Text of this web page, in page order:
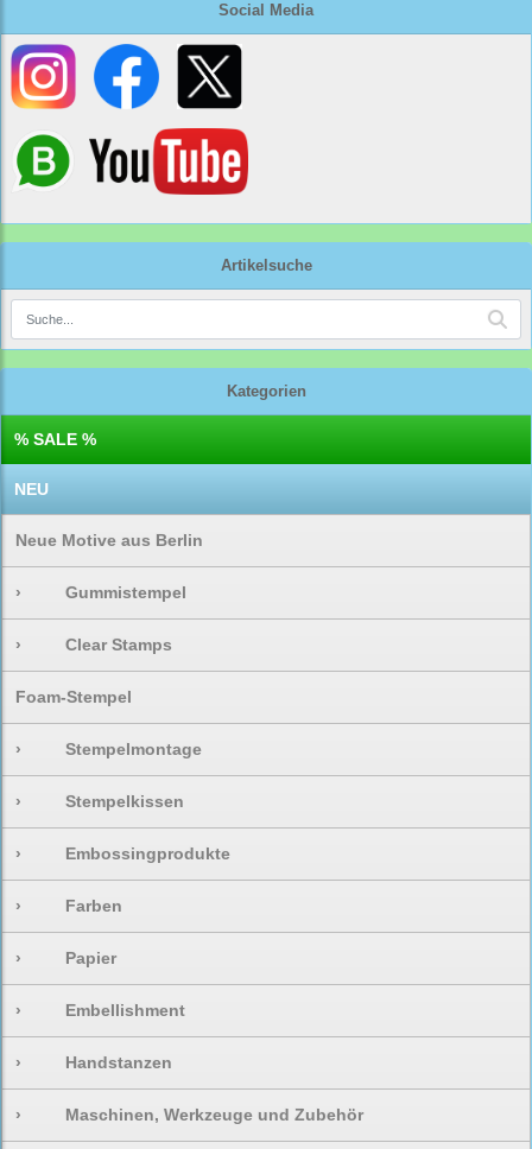
Social Media
Artikelsuche
Kategorien
% SALE %
NEU
Neue Motive aus Berlin
› Gummistempel
› Clear Stamps
Foam-Stempel
› Stempelmontage
› Stempelkissen
› Embossingprodukte
› Farben
› Papier
› Embellishment
› Handstanzen
› Maschinen, Werkzeuge und Zubehör